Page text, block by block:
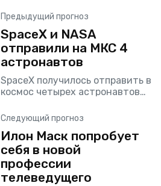
Предыдущий прогноз
SpaceX и NASA
отправили на МКС 4
астронавтов
SpaceX получилось отправить в
космос четырех астронавтов
космическую станцию (МКС).
Миссия Crew-2 уже успела
заработать несколько
достижений во время полета.
Это первая модель,
Следующий прогноз
Илон Маск попробует
себя в новой
профессии
телеведущего